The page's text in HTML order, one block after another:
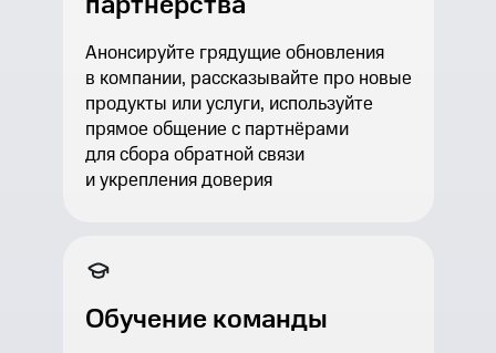
Анонсируйте грядущие обновления
в компании, рассказывайте про новые
продукты или услуги, используйте
прямое общение с партнёрами
для сбора обратной связи
и укрепления доверия
Обучение команды